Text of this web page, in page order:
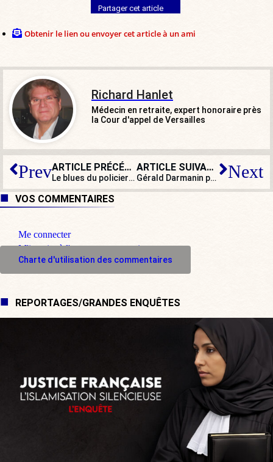
Partager cet article
Obtenir le lien ou envoyer cet article à un ami
Richard Hanlet
Médecin en retraite, expert honoraire près
la Cour d'appel de Versailles
Prev ARTICLE PRÉCÉDENT
Le blues du policier de base, symptôme d’une institution malade
ARTICLE SUIVANT
Gérald Darmanin pousse le bouchon trop loin ! Next
VOS COMMENTAIRES
Me connecter
M'inscrire à l'espace commentaire
Charte d'utilisation des commentaires
REPORTAGES/GRANDES ENQUÊTES